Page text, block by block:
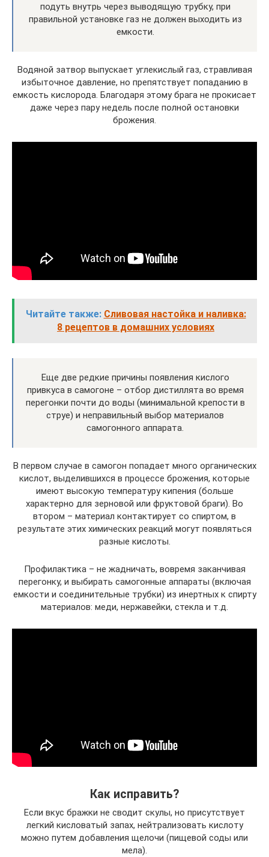
подуть внутрь через выводящую трубку, при
правильной установке газ не должен выходить из
емкости.
Водяной затвор выпускает углекислый газ, стравливая
избыточное давление, но препятствует попаданию в
емкость кислорода. Благодаря этому брага не прокисает
даже через пару недель после полной остановки
брожения.
Читайте также: Сливовая настойка и наливка:
8 рецептов в домашних условиях
Еще две редкие причины появления кислого
привкуса в самогоне – отбор дистиллята во время
перегонки почти до воды (минимальной крепости в
струе) и неправильный выбор материалов
самогонного аппарата.
В первом случае в самогон попадает много органических
кислот, выделившихся в процессе брожения, которые
имеют высокую температуру кипения (больше
характерно для зерновой или фруктовой браги). Во
втором – материал контактирует со спиртом, в
результате этих химических реакций могут появляться
разные кислоты.
Профилактика – не жадничать, вовремя заканчивая
перегонку, и выбирать самогонные аппараты (включая
емкости и соединительные трубки) из инертных к спирту
материалов: меди, нержавейки, стекла и т.д.
Как исправить?
Если вкус бражки не сводит скулы, но присутствует
легкий кисловатый запах, нейтрализовать кислоту
можно путем добавления щелочи (пищевой соды или
мела).